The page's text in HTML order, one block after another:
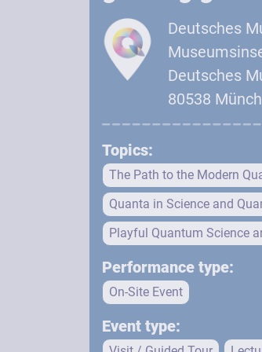
Deutsches
Deutsches
80538
Topics:
The Path to the Modern
Quanta in Science and
Playful Quantum Science
Performance type:
On-Site Event
Event type: